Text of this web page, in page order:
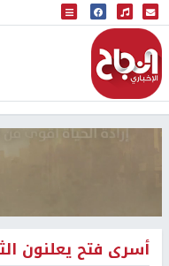
البث المباشر
إذاعة النجاح
أسرى فتح يعلنون